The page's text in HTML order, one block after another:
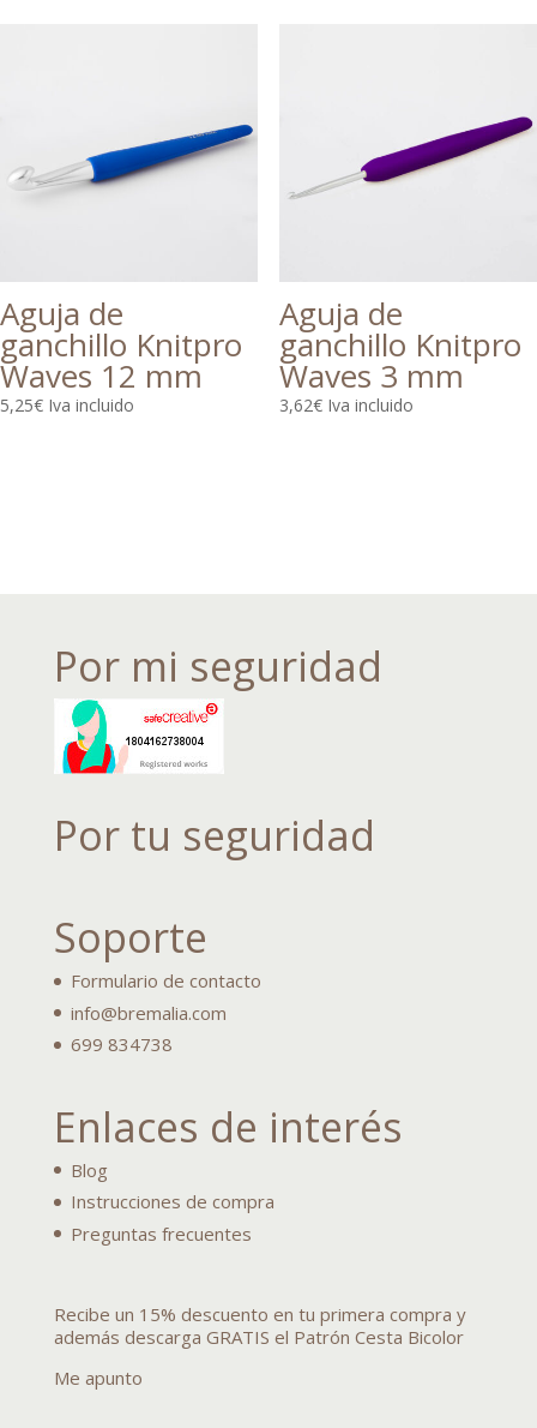
Aguja de
ganchillo Knitpro
Waves 12 mm
5,25€ Iva incluido
Aguja de
ganchillo Knitpro
Waves 3 mm
3,62€ Iva incluido
Por mi seguridad
Por tu seguridad
Soporte
Formulario de contacto
info@bremalia.com
699 834738
Enlaces de interés
Blog
Instrucciones de compra
Preguntas frecuentes
Recibe un 15% descuento en tu primera compra y
además descarga GRATIS el Patrón Cesta Bicolor
Me apunto